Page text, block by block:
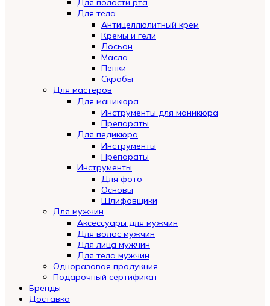
Для полости рта
Для тела
Антицеллюлитный крем
Кремы и гели
Лосьон
Масла
Пенки
Скрабы
Для мастеров
Для маникюра
Инструменты для маникюра
Препараты
Для педикюра
Инструменты
Препараты
Инструменты
Для фото
Основы
Шлифовщики
Для мужчин
Аксессуары для мужчин
Для волос мужчин
Для лица мужчин
Для тела мужчин
Одноразовая продукция
Подарочный сертификат
Automatically
Hierarchic
Бренды
Доставка